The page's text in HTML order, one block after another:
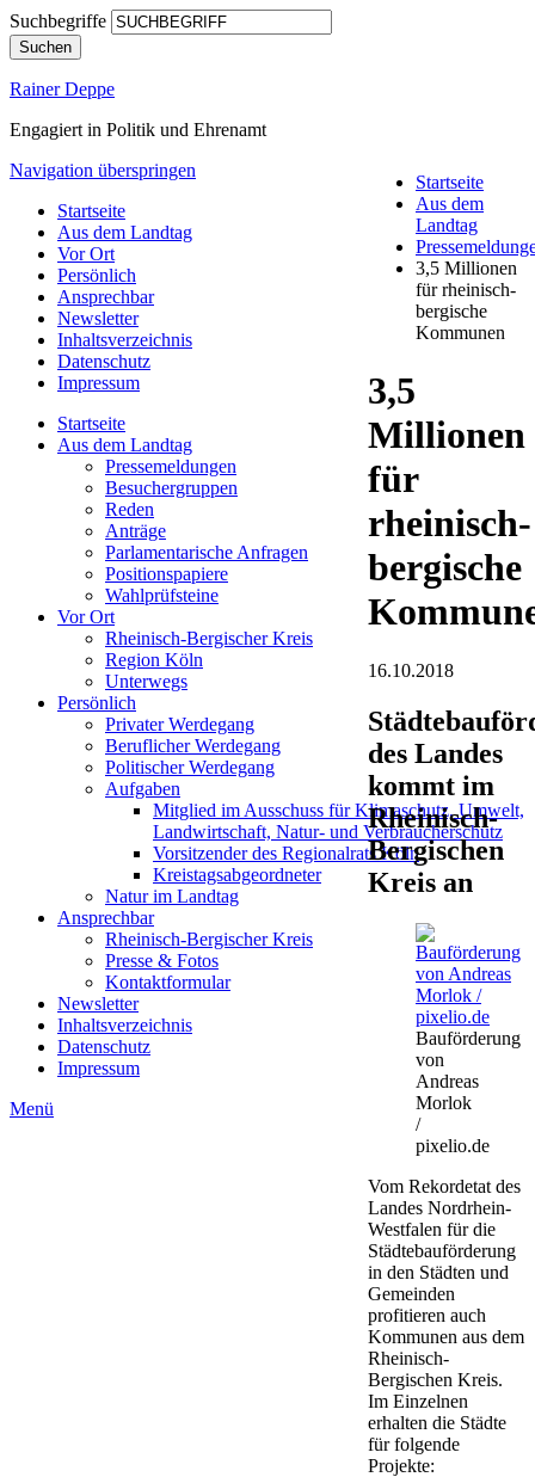
Suchbegriffe
Suchen
Rainer Deppe
Engagiert in Politik und Ehrenamt
Navigation überspringen
Startseite
Aus dem Landtag
Vor Ort
Persönlich
Ansprechbar
Newsletter
Inhaltsverzeichnis
Datenschutz
Impressum
Startseite
Aus dem Landtag
Pressemeldungen
Besuchergruppen
Reden
Anträge
Parlamentarische Anfragen
Positionspapiere
Wahlprüfsteine
Vor Ort
Rheinisch-Bergischer Kreis
Region Köln
Unterwegs
Persönlich
Privater Werdegang
Beruflicher Werdegang
Politischer Werdegang
Aufgaben
Mitglied im Ausschuss für Klimaschutz, Umwelt,
Landwirtschaft, Natur- und Verbraucherschutz
Vorsitzender des Regionalrats Köln
Kreistagsabgeordneter
Natur im Landtag
Ansprechbar
Rheinisch-Bergischer Kreis
Presse & Fotos
Kontaktformular
Newsletter
Inhaltsverzeichnis
Datenschutz
Impressum
Menü
Startseite
Aus dem
Landtag
3,5 Millionen
für rheinisch-
bergische
Kommunen
3,5
Millionen
für
rheinisch-
bergische
16.10.2018
des Landes
kommt im
Rheinisch-
Bergischen
Kreis an
Bauförderung
von
Andreas
Morlok
/
pixelio.de
Vom Rekordetat des
Landes Nordrhein-
Westfalen für die
Städtebauförderung
in den Städten und
Gemeinden
profitieren auch
Kommunen aus dem
Rheinisch-
Bergischen Kreis.
Im Einzelnen
erhalten die Städte
für folgende
Projekte: